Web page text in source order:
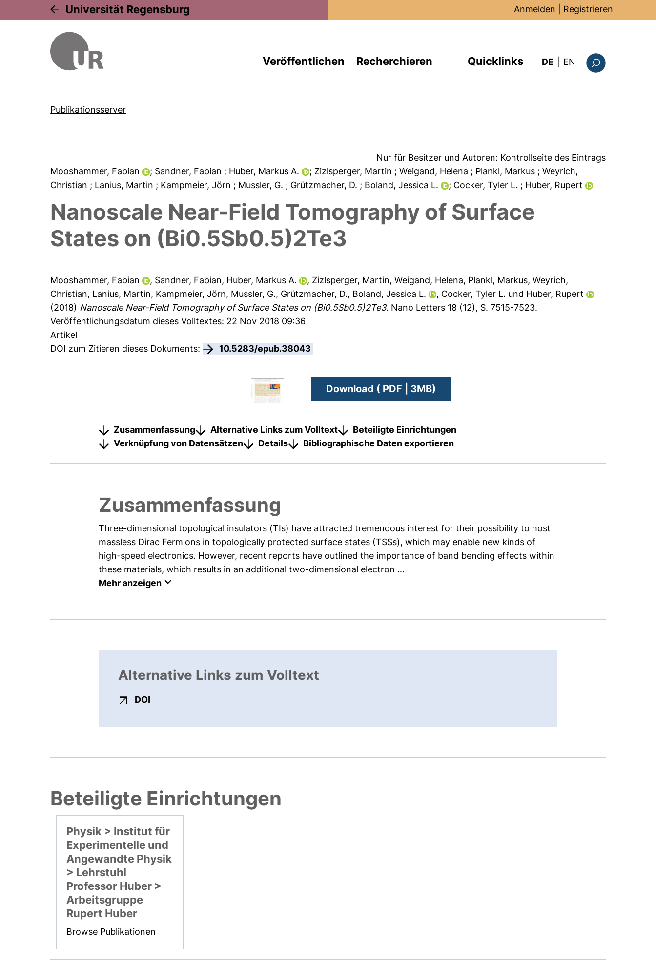
Universität Regensburg Anmelden Registrieren
Veröffentlichen Recherchieren Quicklinks DE EN : this page in
Publikationsserver
Nur für Besitzer und Autoren: Kontrollseite des Eintrags
Mooshammer, Fabian
; Sandner, Fabian ; Huber, Markus A. ; Zizlsperger, Martin ; Weigand, Helena ; Plankl, Markus ; Weyrich,
Christian ; Lanius, Martin ; Kampmeier, Jörn ; Mussler, G. ; Grützmacher, D. ; Boland, Jessica L. ; Cocker, Tyler L. ; Huber, Rupert
Nanoscale Near-Field Tomography of Surface
States on (Bi0.5Sb0.5)2Te3
Mooshammer, Fabian , Sandner, Fabian, Huber, Markus A. , Zizlsperger, Martin,Weigand, Helena, Plankl, Markus,Weyrich,
Christian, Lanius, Martin, Kampmeier, Jörn, Mussler, G., Grützmacher, D., Boland, Jessica L. , Cocker, Tyler L. und Huber, Rupert
(2018) Nanoscale Near-Field Tomography of Surface States on (Bi0.5Sb0.5)2Te3. Nano Letters 18 (12), S. 7515-7523.
Veröffentlichungsdatum dieses Volltextes: 22 Nov 2018 09:36
Artikel
DOI zum Zitieren dieses Dokuments:
10.5283/epub.38043
Download ( PDF | 3MB)
Zusammenfassung Alternative Links zum Volltext
Beteiligte Einrichtungen
Verknüpfung von Datensätzen
Details Bibliographische Daten exportieren
Zusammenfassung
Three-dimensional topological insulators (TIs) have attracted tremendous interest for their possibility to host
massless Dirac Fermions in topologically protected surface states (TSSs), which may enable new kinds of
high-speed electronics. However, recent reports have outlined the importance of band bending effects within
these materials, which results in an additional two-dimensional electron ...
Mehr anzeigen
Alternative Links zum Volltext
DOI
Beteiligte Einrichtungen
Physik > Institut für
Experimentelle und
Angewandte Physik
> Lehrstuhl
Professor Huber >
Arbeitsgruppe
Rupert Huber
Browse Publikationen